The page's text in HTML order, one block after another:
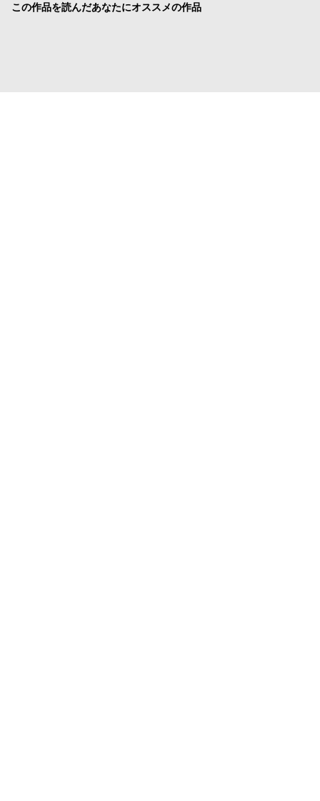
この作品を読んだあなたにオススメの作品